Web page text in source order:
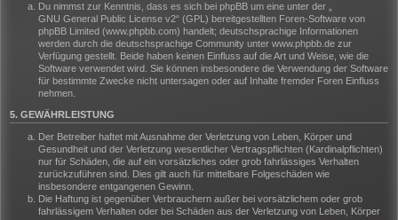
Du nimmst zur Kenntnis, dass es sich bei phpBB um eine unter der „
GNU General Public License v2“ (GPL) bereitgestellten Foren-Software von
phpBB Limited (www.phpbb.com) handelt; deutschsprachige Informationen
werden durch die deutschsprachige Community unter www.phpbb.de zur
Verfügung gestellt. Beide haben keinen Einfluss auf die Art und Weise, wie die
Software verwendet wird. Sie können insbesondere die Verwendung der Software
für bestimmte Zwecke nicht untersagen oder auf Inhalte fremder Foren Einfluss
nehmen.
5. GEWÄHRLEISTUNG
Der Betreiber haftet mit Ausnahme der Verletzung von Leben, Körper und
Gesundheit und der Verletzung wesentlicher Vertragspflichten (Kardinalpflichten)
nur für Schäden, die auf ein vorsätzliches oder grob fahrlässiges Verhalten
zurückzuführen sind. Dies gilt auch für mittelbare Folgeschäden wie
insbesondere entgangenen Gewinn.
Die Haftung ist gegenüber Verbrauchern außer bei vorsätzlichem oder grob
fahrlässigem Verhalten oder bei Schäden aus der Verletzung von Leben, Körper